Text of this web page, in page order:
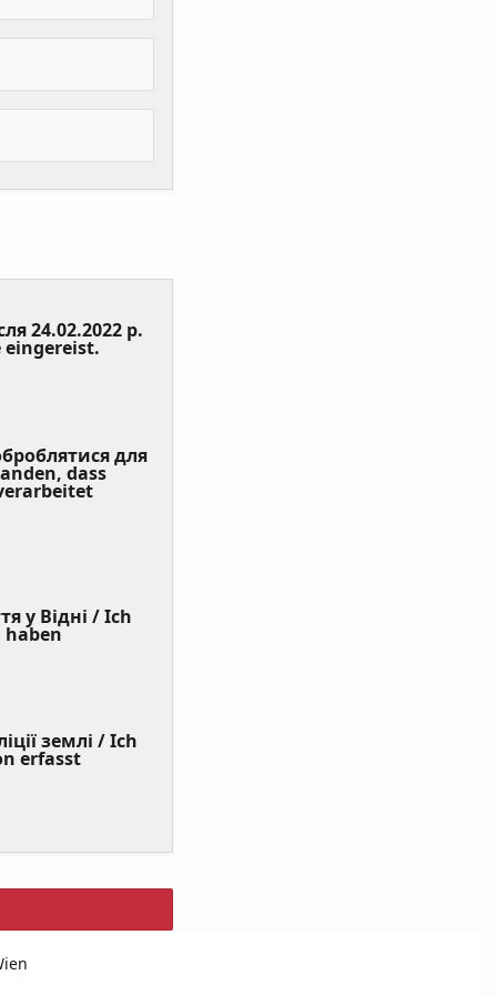
24.02.2022 р.
eingereist. (Value
для
dass
у Відні / Ich
(Value
землі / Ich
erfasst